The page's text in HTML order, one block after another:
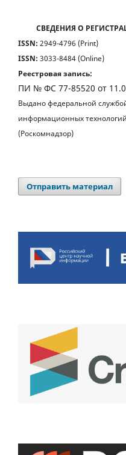
СВЕДЕНИЯ О
ISSN: 2949-4796 (Print)
ISSN: 3033-8484 (Online)
Реестровая запись:
ПИ № ФС 77-85520 от
Выдано федеральной
информационных
(Роскомнадзор)
Отправить материал